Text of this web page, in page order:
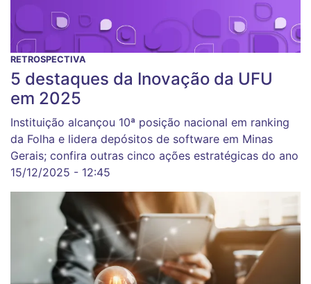
RETROSPECTIVA
5 destaques da Inovação da UFU
em 2025
Instituição alcançou 10ª posição nacional em ranking
da Folha e lidera depósitos de software em Minas
Gerais; confira outras cinco ações estratégicas do ano
15/12/2025 - 12:45